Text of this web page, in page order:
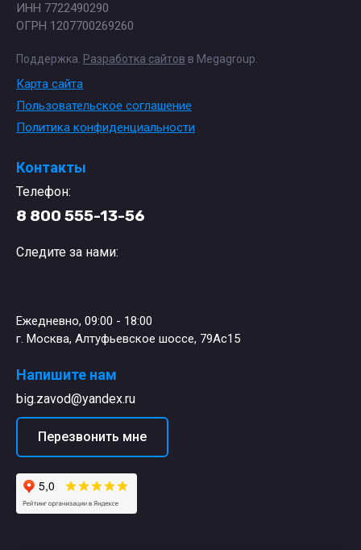
ИНН 7722490290
ОГРН 1207700269260
Поддержка. Разработка сайтов в Megagroup.
Карта сайта
Пользовательское соглашение
Политика конфиденциальности
Контакты
Телефон:
8 800 555-13-56
Следите за нами:
Ежедневно, 09:00 - 18:00
г. Москва, Алтуфьевское шоссе, 79Ас15
Напишите нам
big.zavod@yandex.ru
Перезвонить мне